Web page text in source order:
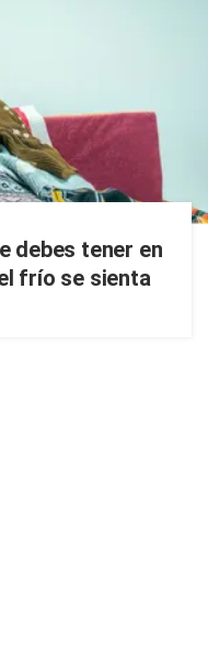
debes tener en
frío se sienta